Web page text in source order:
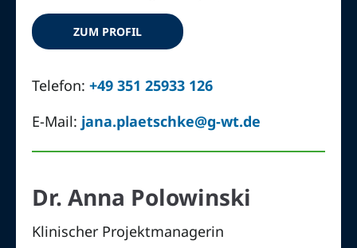
ZUM PROFIL
Telefon:+49 351 25933 126
E-Mail: jana.plaetschke@g-wt.de
Dr. Anna Polowinski
Klinischer Projektmanagerin